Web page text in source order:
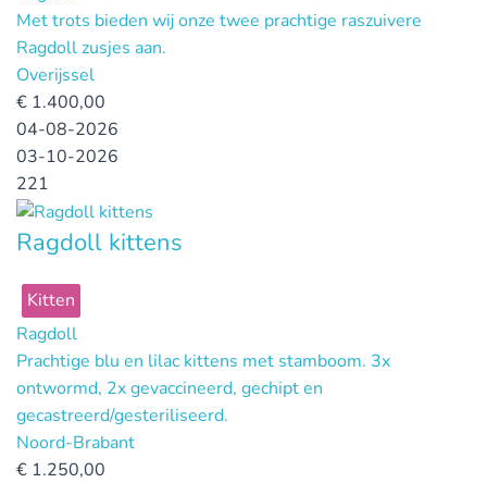
Met trots bieden wij onze twee prachtige raszuivere
Ragdoll zusjes aan.
Overijssel
€ 1.400,00
04-08-2026
03-10-2026
221
Ragdoll kittens
Kitten
Ragdoll
Prachtige blu en lilac kittens met stamboom. 3x
ontwormd, 2x gevaccineerd, gechipt en
gecastreerd/gesteriliseerd.
Noord-Brabant
€ 1.250,00